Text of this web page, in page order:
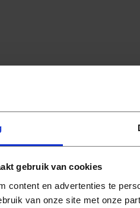
gebruik van cookies
content en advertenties te
van onze site met onze